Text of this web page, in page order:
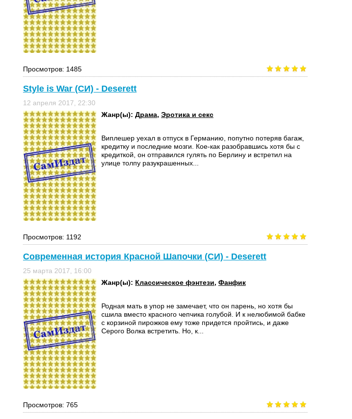
Просмотров: 1485
Style is War (СИ) - Deserett
12 апреля 2017, 22:30
Жанр(ы): Драма, Эротика и секс
Виплешер уехал в отпуск в Германию, попутно потеряв багаж,
кредитку и последние мозги. Кое-как разобравшись хотя бы с
кредиткой, он отправился гулять по Берлину и встретил на
улице толпу разукрашенных...
Просмотров: 1192
Современная история Красной Шапочки (СИ) - Deserett
25 марта 2017, 16:00
Жанр(ы): Классическое фэнтези, Фанфик
Родная мать в упор не замечает, что он парень, но хотя бы
сшила вместо красного чепчика голубой. И к нелюбимой бабке
с корзиной пирожков ему тоже придется пройтись, и даже
Серого Волка встретить. Но, к...
Просмотров: 765